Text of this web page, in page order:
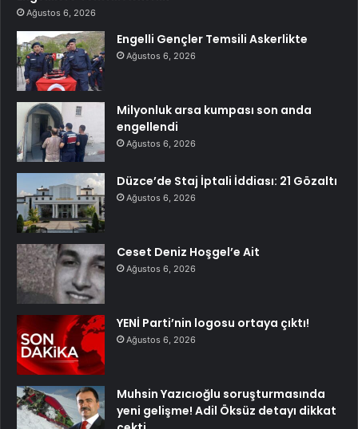
Ağustos 6, 2026
Engelli Gençler Temsili Askerlikte
Ağustos 6, 2026
Milyonluk arsa kumpası son anda
engellendi
Ağustos 6, 2026
Düzce’de Staj İptali İddiası: 21 Gözaltı
Ağustos 6, 2026
Ceset Deniz Hoşgel’e Ait
Ağustos 6, 2026
YENİ Parti’nin logosu ortaya çıktı!
Ağustos 6, 2026
Muhsin Yazıcıoğlu soruşturmasında
yeni gelişme! Adil Öksüz detayı dikkat